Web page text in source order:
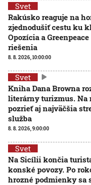
Svet
Rakúsko reaguje na
zjednodušiť cestu ku
Opozícia a
riešenia
8. 8. 2026, 10:00:00
Svet
Kniha Dana Browna
literárny turizmus. Na
pozrieť aj najväčšia
služba
8. 8. 2026, 9:00:00
Svet
Na Sicílii končia
konské povozy. Po
hrozné podmienky sa